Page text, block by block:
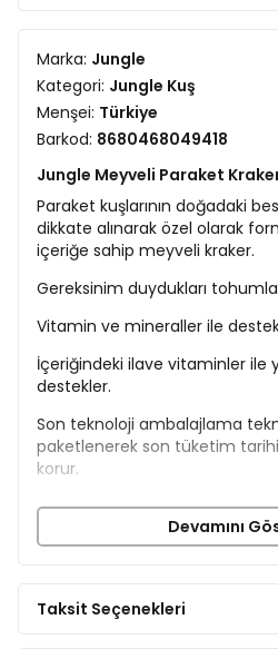
Marka: Jungle
Kategori: Jungle Kuş
Menşei: Türkiye
Barkod: 8680468049418
Jungle Meyveli Paraket
Paraket kuşlarının doğadaki
dikkate alınarak özel olarak
içeriğe sahip meyveli kraker.
Gereksinim duydukları
Vitamin ve mineraller ile
İçeriğindeki ilave vitaminler ile
destekler.
Son teknoloji ambalajlama
paketlenerek son tüketim
korur.
İçerik
Beyaz Darı
Aspir
Devamını
Taksit Seçenekleri